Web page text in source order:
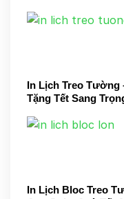
In Lịch Treo Tường
Tặng Tết Sang
In Lịch Bloc Treo